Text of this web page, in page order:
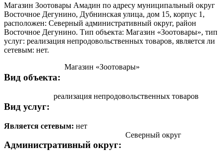
Магазин Зоотовары Амадин по адресу муниципальный округ
Восточное Дегунино, Дубнинская улица, дом 15, корпус 1,
расположен: Северный административный округ, район
Восточное Дегунино. Тип объекта: Магазин «Зоотовары», тип
услуг: реализация непродовольственных товаров, является ли
сетевым: нет.
Вид объекта:
Магазин «Зоотовары»
Вид услуг:
реализация непродовольственных товаров
Является сетевым: нет
Административный округ:
Северный округ